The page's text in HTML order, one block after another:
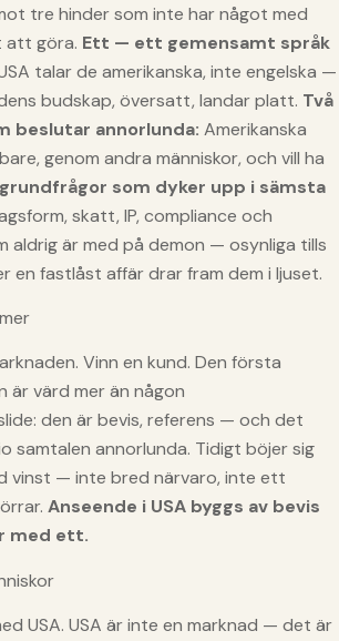
tre hinder som inte har något med
att göra. Ett — ett gemensamt språk
talar de amerikanska, inte engelska —
budskap, översatt, landar platt. Två
beslutar annorlunda: Amerikanska
genom andra människor, och vill ha
som dyker upp i sämsta
skatt, IP, compliance och
aldrig är med på demon — osynliga tills
en fastlåst affär drar fram dem i ljuset.
Vinn en kund. Den första
är värd mer än någon
den är bevis, referens — och det
samtalen annorlunda. Tidigt böjer sig
vinst — inte bred närvaro, inte ett
Anseende i USA byggs av bevis
med ett.
USA. USA är inte en marknad — det är